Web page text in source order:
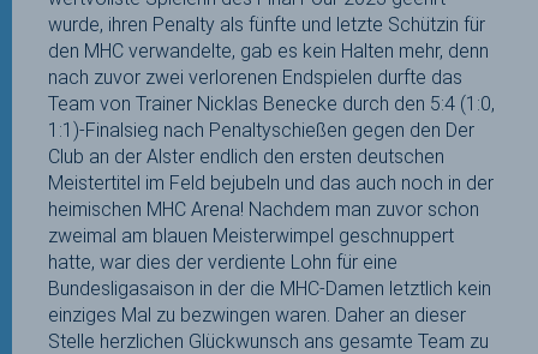
wurde, ihren Penalty als fünfte und letzte Schützin für
den MHC verwandelte, gab es kein Halten mehr, denn
nach zuvor zwei verlorenen Endspielen durfte das
Team von Trainer Nicklas Benecke durch den 5:4 (1:0,
1:1)-Finalsieg nach Penaltyschießen gegen den Der
Club an der Alster endlich den ersten deutschen
Meistertitel im Feld bejubeln und das auch noch in der
heimischen MHC Arena! Nachdem man zuvor schon
zweimal am blauen Meisterwimpel geschnuppert
hatte, war dies der verdiente Lohn für eine
Bundesligasaison in der die MHC-Damen letztlich kein
einziges Mal zu bezwingen waren. Daher an dieser
Stelle herzlichen Glückwunsch ans gesamte Team zu